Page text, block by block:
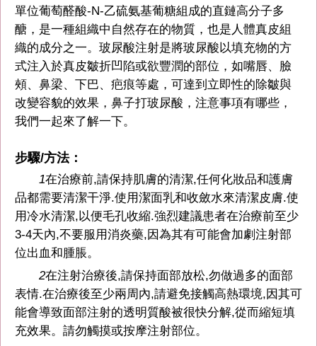
單位葡萄醛酸-N-乙硫氨基葡糖組成的直鏈高分子多
醣，是一種組織中自然存在的物質，也是人體真皮組
織的成分之一。玻尿酸注射是將玻尿酸以填充物的方
式注入於真皮皺折凹陷或欲豐潤的部位，如嘴唇、臉
頰、鼻梁、下巴、疤痕等處，可達到立即性的除皺與
改變容貌的效果，鼻子打玻尿酸，注意事項有哪些，
我們一起來了解一下。
步驟/方法：
1在治療前,請保持肌膚的清潔,任何化妝品和護膚
品都需要清潔干淨.使用潔面乳和收斂水來清潔皮膚.使
用冷水清潔,以便毛孔收縮.強烈建議患者在治療前至少
3-4天內,不要服用消炎藥,因為其有可能會加劇注射部
位出血和腫脹。
2在注射治療後,請保持面部放松,勿做過多的面部
表情.在治療後至少兩周內,請避免接觸高熱環境,因其可
能會導致面部注射的透明質酸被很快分解,從而縮短填
充效果。請勿觸摸或按摩注射部位。